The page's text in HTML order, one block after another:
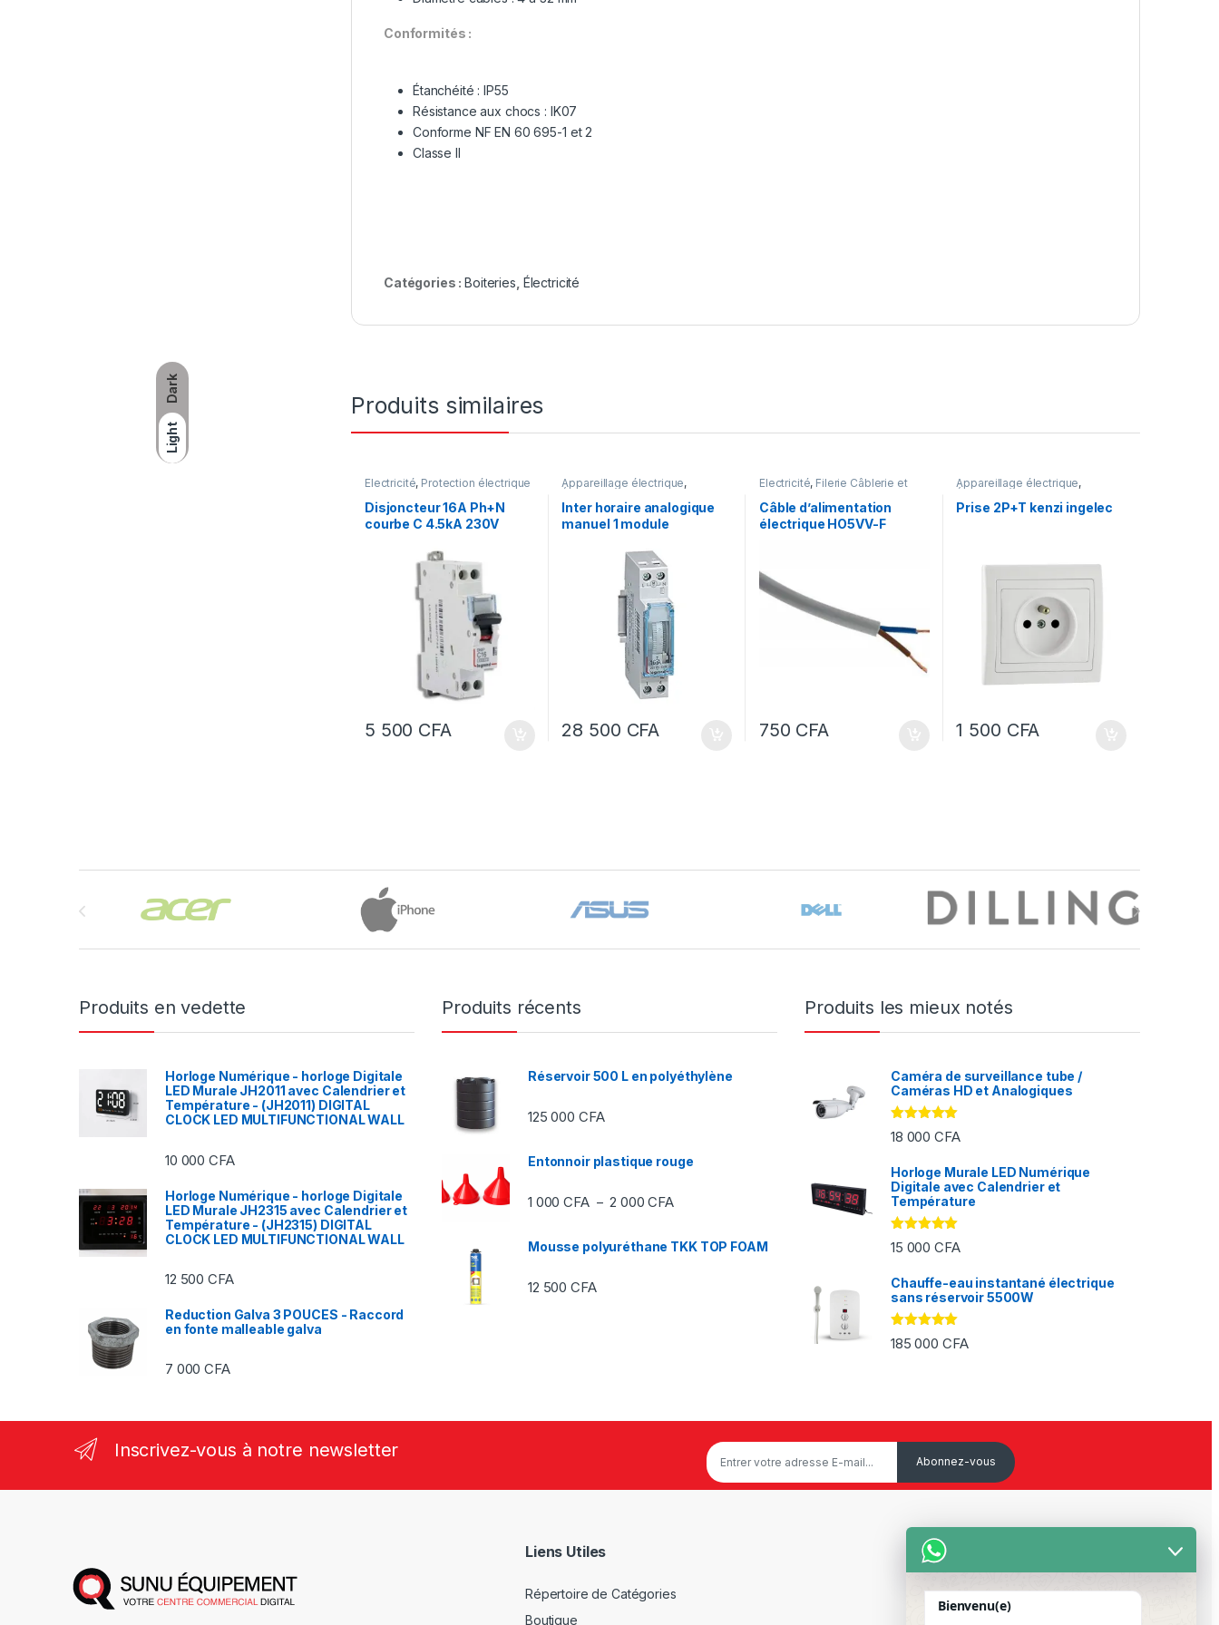
Dark
Light
Conformités :
Étanchéité : IP55
Résistance aux chocs : IK07
Conforme NF EN 60 695-1 et 2
Classe II
Catégories :Boiteries Électricité
Produits similaires
Électricité, Protection électrique
Disjoncteur 16A Ph+N
courbe C 4.5kA 230V
5 500 CFA
Appareillage électrique,
Inter horaire analogique
manuel 1 module
28 500 CFA
Électricité, Filerie Câblerie et
Câble d’alimentation
électrique HO5VV-F
750 CFA
Appareillage électrique,
Prise 2P+T kenzi ingelec
1 500 CFA
Produits en vedette
Horloge Numérique - horloge Digitale
LED Murale JH2011 avec Calendrier et
Température - (JH2011) DIGITAL
CLOCK LED MULTIFUNCTIONAL WALL
10 000CFA
Horloge Numérique - horloge Digitale
LED Murale JH2315 avec Calendrier et
Température - (JH2315) DIGITAL
CLOCK LED MULTIFUNCTIONAL WALL
12 500CFA
Reduction Galva 3 POUCES - Raccord
en fonte malleable galva
7 000CFA
Produits récents
Réservoir 500 L en polyéthylène
125 000 CFA
Entonnoir plastique rouge
1 000CFA – 2 000CFAPlage de prix : 1 000 CFA à 2 000 CFA
Mousse polyuréthane TKK TOP FOAM
12 500CFA
Produits les mieux notés
Caméra de surveillance tube /
Caméras HD et Analogiques
Note5.00
sur 5
18 000CFA
Horloge Murale LED Numérique
Digitale avec Calendrier et
Température
Note5.00
sur 5
15 000CFA
Chauffe-eau instantané électrique
sans réservoir 5500W
Note5.00
sur 5
185 000 CFA
Inscrivez-vous à notre newsletter
Liens Utiles
Répertoire de Catégories
Boutique
Service Client
Mon Compte
Bienvenu(e)